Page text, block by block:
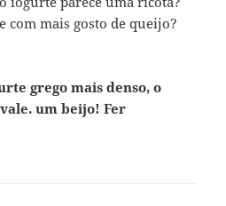
com mais gosto de queijo?
grego mais denso, o
um beijo! Fer